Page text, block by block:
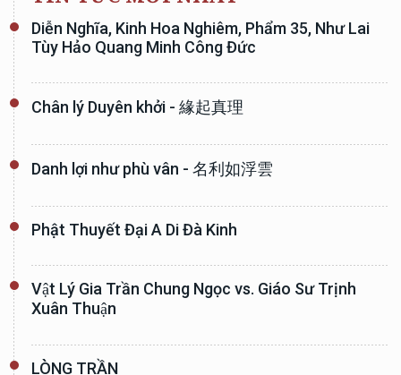
Diễn Nghĩa, Kinh Hoa Nghiêm, Phẩm 35, Như Lai
Tùy Hảo Quang Minh Công Đức
Chân lý Duyên khởi - 緣起真理
Danh lợi như phù vân - 名利如浮雲
Phật Thuyết Đại A Di Đà Kinh
Vật Lý Gia Trần Chung Ngọc vs. Giáo Sư Trịnh
Xuân Thuận
LÒNG TRẦN